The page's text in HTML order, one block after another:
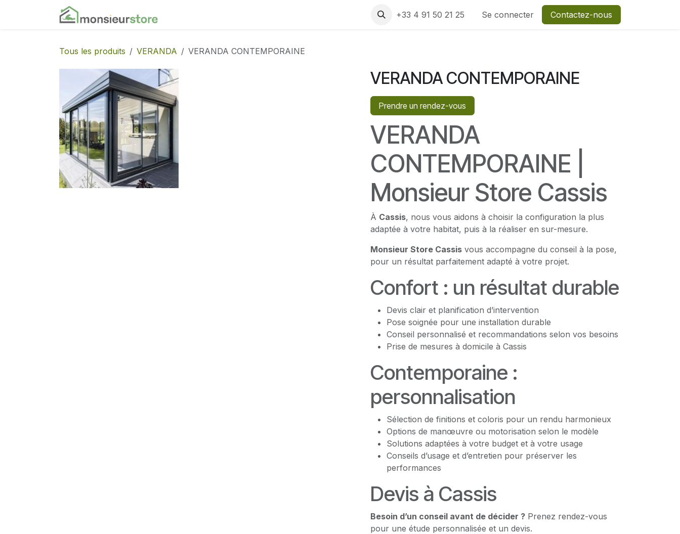
Se rendre au contenu
Recrutement
+33 4 91 50 21 25 Se connecter Contactez-nous
Tous les produits VERANDA VERANDA CONTEMPORAINE
VERANDA CONTEMPORAINE
Prendre un rendez-vous
VERANDA
CONTEMPORAINE |
Monsieur Store Cassis
À Cassis, nous vous aidons à choisir la configuration la plus
adaptée à votre habitat, puis à la réaliser en sur-mesure.
Monsieur Store Cassis vous accompagne du conseil à la pose,
pour un résultat parfaitement adapté à votre projet.
Confort : un résultat durable
Devis clair et planification d’intervention
Pose soignée pour une installation durable
Conseil personnalisé et recommandations selon vos besoins
Prise de mesures à domicile à Cassis
Contemporaine :
personnalisation
Sélection de finitions et coloris pour un rendu harmonieux
Options de manœuvre ou motorisation selon le modèle
Solutions adaptées à votre budget et à votre usage
Conseils d’usage et d’entretien pour préserver les
performances
Devis à Cassis
Besoin d’un conseil avant de décider ? Prenez rendez-vous
pour une étude personnalisée et un devis.